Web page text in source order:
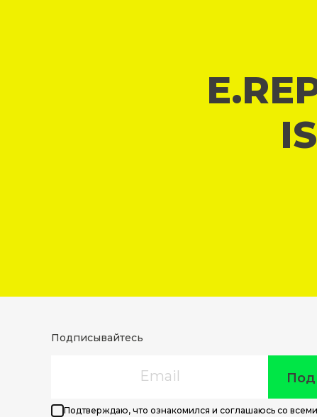
Подписывайтесь
Подтверждаю, что ознакомился и соглашаюсь со